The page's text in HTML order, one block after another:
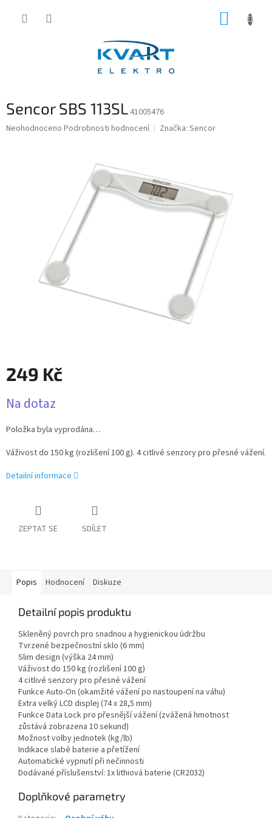
Sencor SBS 113SL 41005476
Průměrné
Neohodnoceno Podrobnosti hodnocení Značka: Sencor
249 Kč
cena:
Na dotaz
Položka byla vyprodána…
Váživost do 150 kg (rozlišení 100 g). 4 citlivé senzory pro přesné vážení.
Detailní informace
ZEPTAT SE SDÍLET
Popis Hodnocení Diskuze
Detailní popis produktu
Skleněný povrch pro snadnou a hygienickou údržbu
Tvrzené bezpečnostní sklo (6 mm)
Slim design (výška 24 mm)
Váživost do 150 kg (rozlišení 100 g)
4 citlivé senzory pro přesné vážení
Funkce Auto-On (okamžité vážení po nastoupení na váhu)
Extra velký LCD displej (74 x 28,5 mm)
Funkce Data Lock pro přesnější vážení (zvážená hmotnost
zůstává zobrazena 10 sekund)
Možnost volby jednotek (kg/lb)
Indikace slabé baterie a přetížení
Automatické vypnutí při nečinnosti
Dodávané příslušenství: 1x lithiová baterie (CR2032)
Doplňkové parametry